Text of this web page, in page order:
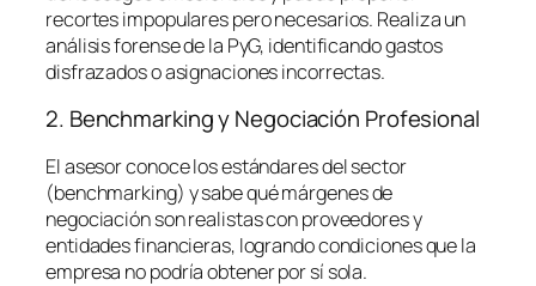
recortes impopulares pero necesarios. Realiza un
análisis forense de la PyG, identificando gastos
disfrazados o asignaciones incorrectas.
2. Benchmarking y Negociación Profesional
El asesor conoce los estándares del sector
(benchmarking) y sabe qué márgenes de
negociación son realistas con proveedores y
entidades financieras, logrando condiciones que la
empresa no podría obtener por sí sola.